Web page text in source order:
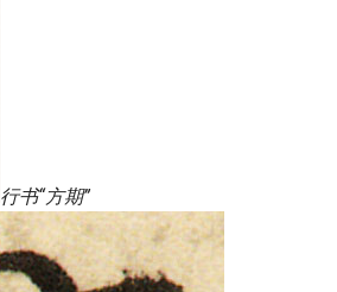
行书“方期”